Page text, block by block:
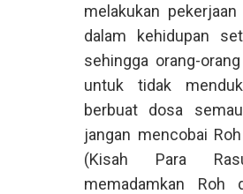
melakukan
dalam kehidupan
sehingga orang-
untuk tidak
berbuat dosa
jangan mencobai
(Kisah Para
memadamkan Roh